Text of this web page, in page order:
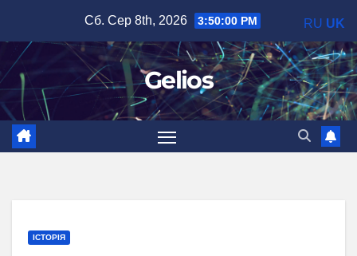
вмісту
Сб. Сер 8th, 2026 3:50:01 PM
Gelios
ІСТОРІЯ
RU UK